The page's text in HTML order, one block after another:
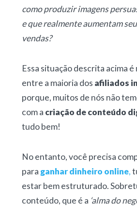
como produzir imagens
e que realmente aumentam
vendas?
Essa situação descrita acima
entre a maioria dos afiliados
porque, muitos de nós não
com a criação de conteúdo
tudo bem!
No entanto, você precisa
para ganhar dinheiro online,
estar bem estruturado.
conteúdo, que é a ‘alma do